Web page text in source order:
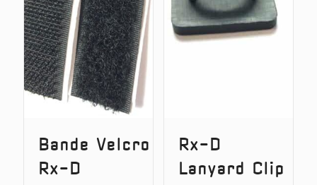
Bande Velcro
Rx-D
Rx-D
Lanyard Clip